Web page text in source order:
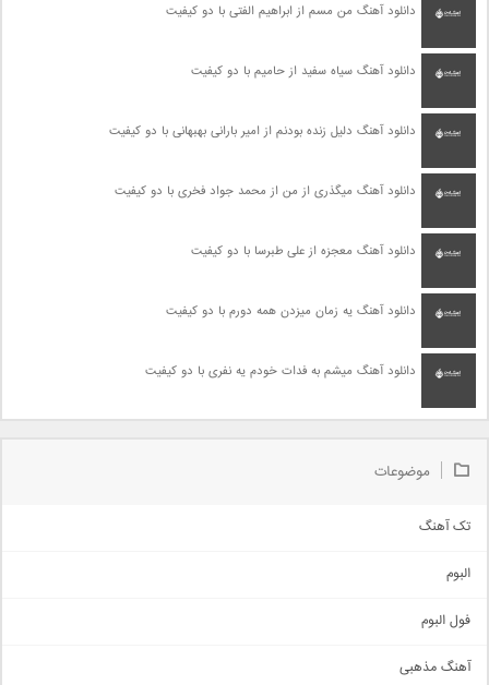
دانلود آهنگ من مسم از ابراهیم الفتی با دو کیفیت
دانلود آهنگ سیاه سفید از حامیم با دو کیفیت
دانلود آهنگ دلیل زنده بودنم از امیر بارانی بهبهانی با دو کیفیت
دانلود آهنگ میگذری از من از محمد جواد فخری با دو کیفیت
دانلود آهنگ معجزه از علی طبرسا با دو کیفیت
دانلود آهنگ یه زمان میزدن همه دورم با دو کیفیت
دانلود آهنگ میشم به فدات خودم یه نفری با دو کیفیت
موضوعات
تک آهنگ
اجتماعی
حماسی
البوم
فول البوم
آهنگ مذهبی